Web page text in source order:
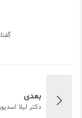
بعدی
دکتر لیلا